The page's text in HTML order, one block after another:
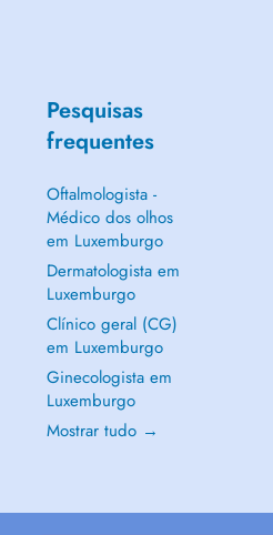
Pesquisas
frequentes
Oftalmologista -
Médico dos olhos
em Luxemburgo
Dermatologista em
Luxemburgo
Clínico geral (CG)
em Luxemburgo
Ginecologista em
Luxemburgo
Mostrar tudo →